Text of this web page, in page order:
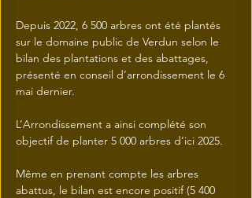
Depuis 2022, 6 500 arbres ont été plantés
sur le domaine public de Verdun selon le
bilan des plantations et des abattages,
présenté en conseil d’arrondissement le 6
mai dernier.
L’Arrondissement a ainsi complété son
objectif de planter 5 000 arbres d’ici 2025.
Même en prenant compte les arbres
abattus, le bilan est encore positif (5 400